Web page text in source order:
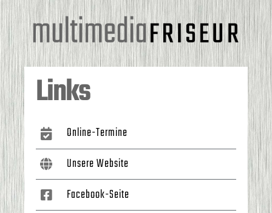
Zum
Inhalt
springen
Links
Online-Termine
Unsere Website
Facebook-Seite